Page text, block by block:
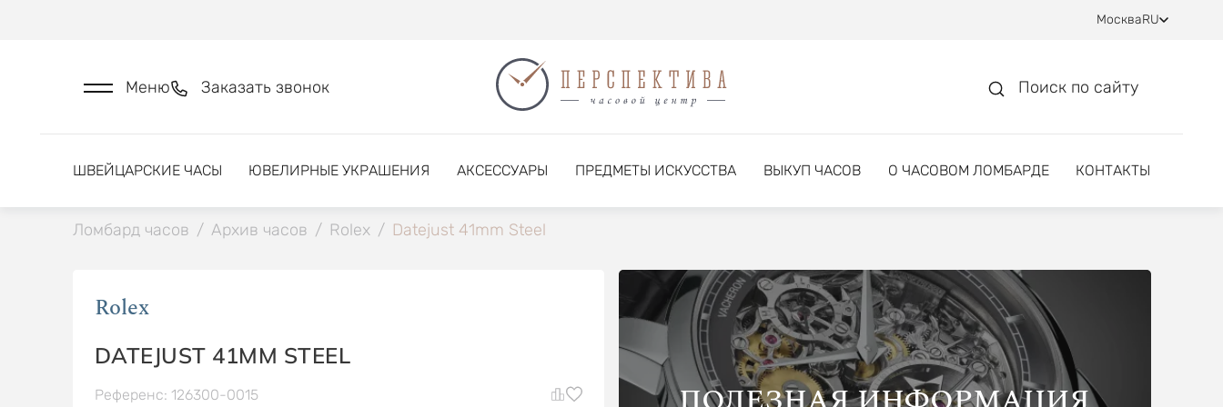
МоскваRU
Меню Заказать звонок Поиск по сайту
ШВЕЙЦАРСКИЕ ЧАСЫ ЮВЕЛИРНЫЕ УКРАШЕНИЯ АКСЕССУАРЫ ПРЕДМЕТЫ ИСКУССТВА ВЫКУП ЧАСОВ О ЧАСОВОМ ЛОМБАРДЕ КОНТАКТЫ
Ломбард часов / Архив часов / Rolex / Datejust 41mm Steel
Rolex
DATEJUST 41MM STEEL
Референс: 126300-0015